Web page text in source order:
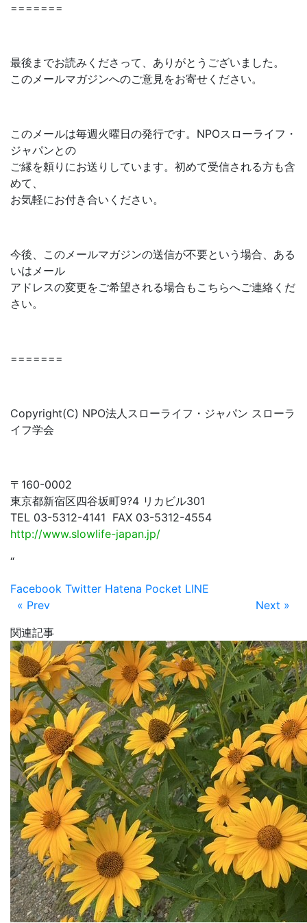
=======
最後までお読みくださって、ありがとうございました。
このメールマガジンへのご意見をお寄せください。
このメールは毎週火曜日の発行です。NPOスローライフ・
ジャパンとの
ご縁を頼りにお送りしています。初めて受信される方も含
めて、
お気軽にお付き合いください。
今後、このメールマガジンの送信が不要という場合、ある
いはメール
アドレスの変更をご希望される場合もこちらへご連絡くだ
さい。
=======
Copyright(C) NPO法人スローライフ・ジャパン スローラ
イフ学会
〒160-0002
東京都新宿区四谷坂町9?4 リカビル301
TEL 03-5312-4141 FAX 03-5312-4554
http://www.slowlife-japan.jp/
“
Facebook Twitter Hatena Pocket LINE
« Prev
Next »
関連記事